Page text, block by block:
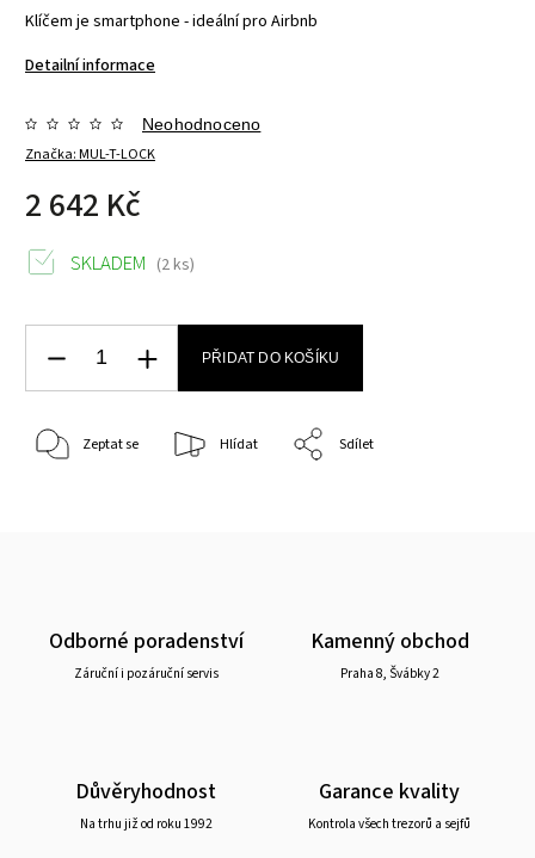
Klíčem je smartphone - ideální pro Airbnb
Detailní informace
Značka:MUL-T-LOCK
Neohodnoceno
2 642 Kč
SKLADEM (2 ks)
PŘIDAT DO KOŠÍKU
Zeptat se Hlídat Sdílet
Odborné poradenství
Záruční i pozáruční servis
Kamenný obchod
Praha 8, Švábky 2
Důvěryhodnost
Na trhu již od roku 1992
Garance kvality
Kontrola všech trezorů a sejfů